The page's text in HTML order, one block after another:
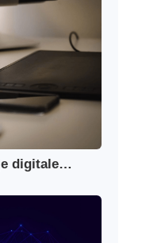
digitale…